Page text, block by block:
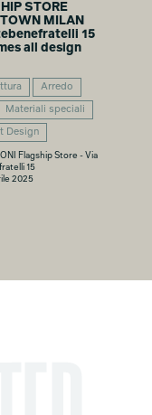
STORE
MILAN
15
all design
Arredo
Materiali speciali
Design
Flagship Store - Via
15
2025